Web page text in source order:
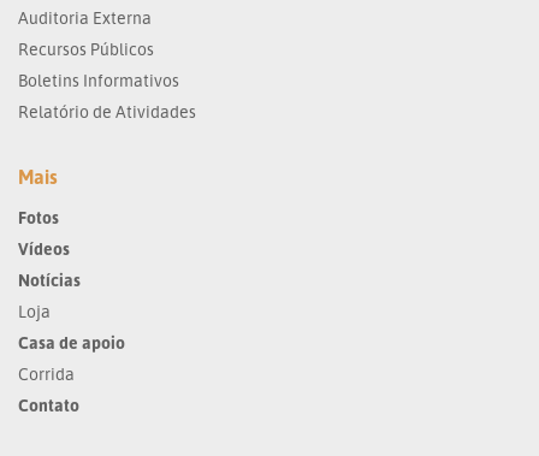
Auditoria Externa
Recursos Públicos
Boletins Informativos
Relatório de Atividades
Mais
Fotos
Vídeos
Notícias
Loja
Casa de apoio
Corrida
Contato